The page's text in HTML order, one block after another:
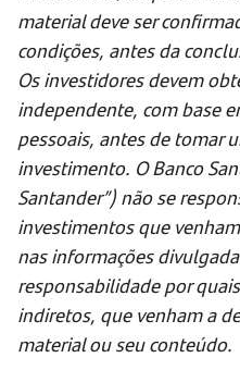
material deve ser
condições, antes da
Os investidores devem
independente, com base
pessoais, antes de tomar
investimento. O Banco
Santander”) não se
investimentos que
nas informações
responsabilidade por
indiretos, que venham a
material ou seu conteúdo.